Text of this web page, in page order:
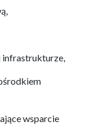
infrastrukturze,
wsparcie